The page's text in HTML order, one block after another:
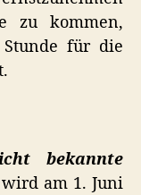
zu kommen,
für die
bekannte
am 1. Juni